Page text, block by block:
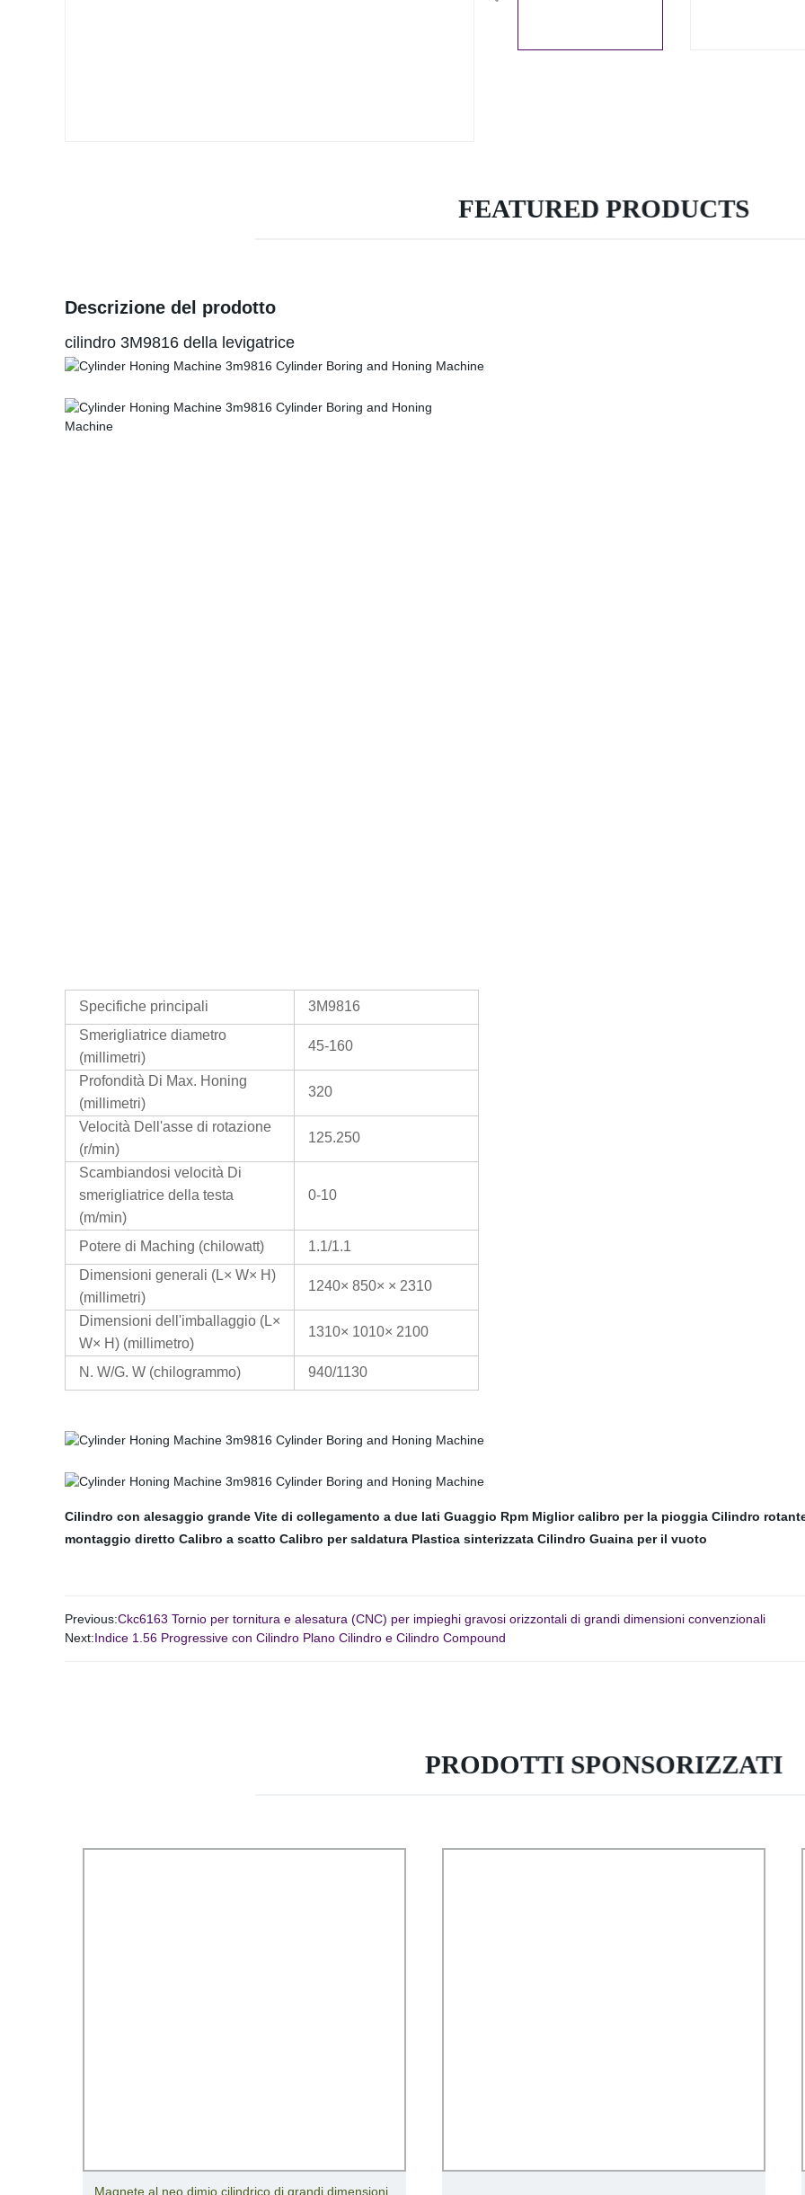
FEATURED PRODUCTS
Descrizione del prodotto
cilindro 3M9816 della levigatrice
Specifiche principali
3M9816
Smerigliatrice diametro
(millimetri)
45-160
Profondità Di Max. Honing
(millimetri)
320
Velocità Dell'asse di rotazione
(r/min)
125.250
Scambiandosi velocità Di
smerigliatrice della testa
(m/min)
0-10
Potere di Maching (chilowatt)
1.1/1.1
Dimensioni generali (L× W× H)
(millimetri)
1240× 850× × 2310
Dimensioni dell'imballaggio (L×
W× H) (millimetro)
1310× 1010× 2100
N. W/G. W (chilogrammo) 940/1130
Cilindro con alesaggio grande Vite di collegamento a due lati Guaggio Rpm Miglior calibro per la pioggia Cilindro
montaggio diretto Calibro a scatto Calibro per saldatura Plastica sinterizzata Cilindro Guaina per il vuoto
Previous:Ckc6163 Tornio per tornitura e alesatura (CNC) per impieghi gravosi orizzontali di grandi dimensioni convenzionali
Next:Indice 1.56 Progressive con Cilindro Plano Cilindro e Cilindro Compound
PRODOTTI SPONSORIZZATI
Magnete al neo dimio cilindrico di grandi dimensioni